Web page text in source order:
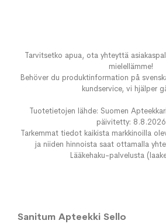
Tarvitsetko apua, ota yhteyttä
mielellämme!
Behöver du produktinformation på
kundservice, vi hjälper
Tuotetietojen lähde: Suomen
päivitetty: 8.8.2026
Tarkemmat tiedot kaikista markkinoilla
ja niiden hinnoista saat ottamalla
Lääkehaku-palvelusta
Sanitum Apteekki Sello